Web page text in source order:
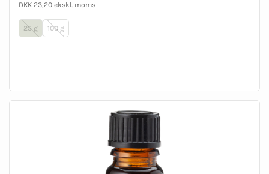
DKK 23,20 ekskl. moms
25 g 100 g